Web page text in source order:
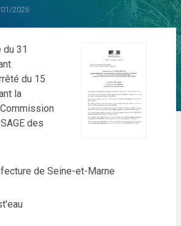
2026
du 31
du 15
la
des
de Seine-et-Marne